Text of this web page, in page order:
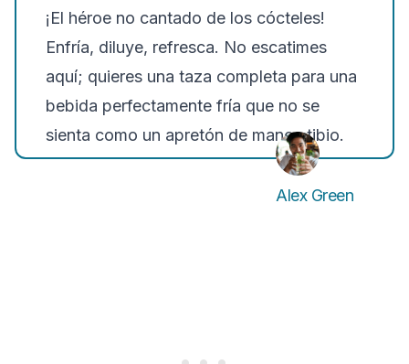
¡El héroe no cantado de los cócteles!
Enfría, diluye, refresca. No escatimes
aquí; quieres una taza completa para una
bebida perfectamente fría que no se
sienta como un apretón de manos tibio.
Alex Green